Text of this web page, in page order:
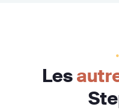
Les